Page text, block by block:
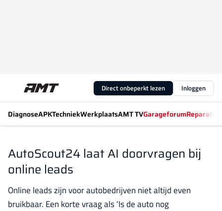
Direct onbeperkt lezen Inloggen
DiagnoseAPKTechniekWerkplaatsAMT TVGarageforum
AutoScout24 laat AI doorvragen bij
online leads
Online leads zijn voor autobedrijven niet altijd even
bruikbaar. Een korte vraag als 'Is de auto nog